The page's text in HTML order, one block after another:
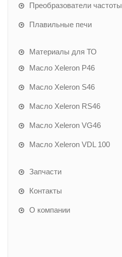
Преобразователи частоты
Плавильные печи
Материалы для ТО
Масло Xeleron P46
Масло Xeleron S46
Масло Xeleron RS46
Масло Xeleron VG46
Масло Xeleron VDL 100
Запчасти
Контакты
О компании